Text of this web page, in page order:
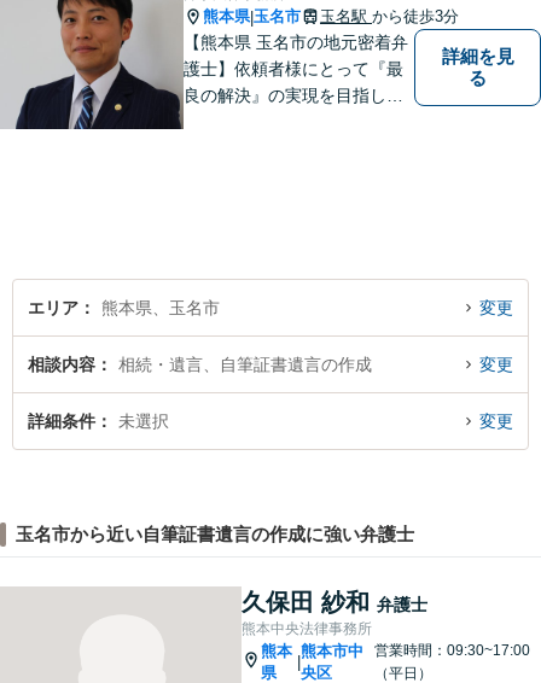
熊本県|玉名市 玉名駅 から徒歩3分
【熊本県 玉名市の地元密着弁
護士】依頼者様にとって『最
良の解決』の実現を目指しま
詳細を見
る
エリア 熊本県、玉名市 変更
相談内容 相続・遺言、自筆証書遺言の作成 変更
詳細条件 未選択 変更
玉名市から近い自筆証書遺言の作成に強い弁護士
久保田 紗和 弁護士
熊本中央法律事務所
熊本
県
熊本市中
央区
営業時間：09:30~17:00
（平日）